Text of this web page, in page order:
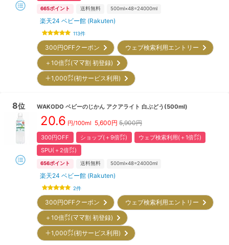
665ポイント 送料無料 500ml×48=24000ml
楽天24 ベビー館 (Rakuten)
113件
300円OFFクーポン
ウェブ検索利用エントリー
＋10倍㌽(ママ割 初登録)
＋1,000㌽(初サービス利用)
8位 WAKODO ベビーのじかん アクアライト 白ぶどう(500ml)
20.6 円/100ml 5,600円 5,900円
300円OFF ショップ(＋9倍㌽)
ウェブ検索利用(＋1倍㌽)
SPU(＋2倍㌽)
656ポイント 送料無料 500ml×48=24000ml
楽天24 ベビー館 (Rakuten)
2件
300円OFFクーポン
ウェブ検索利用エントリー
＋10倍㌽(ママ割 初登録)
＋1,000㌽(初サービス利用)